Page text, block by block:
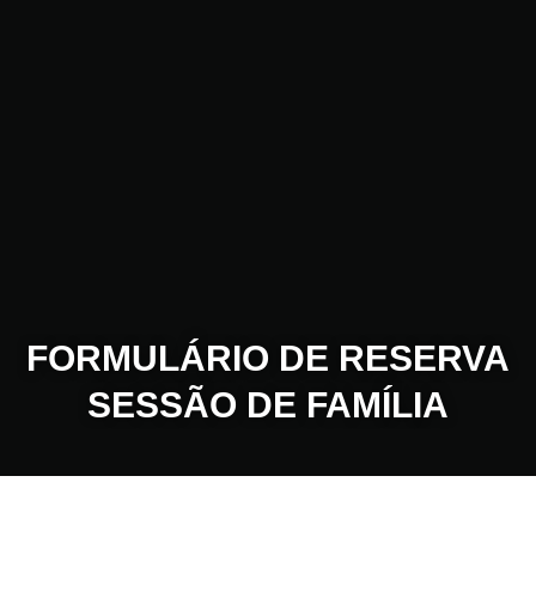
FORMULÁRIO DE RESERVA
SESSÃO DE FAMÍLIA